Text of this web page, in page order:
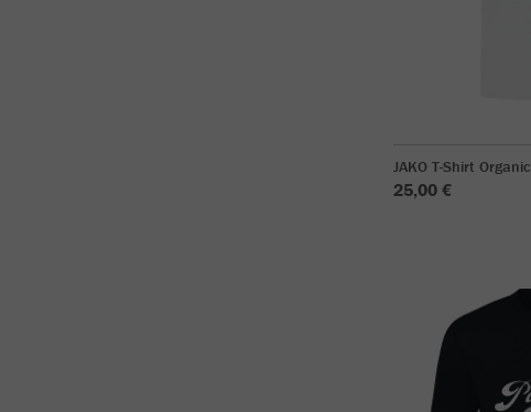
JAKO T-Shirt Organic
25,00 €